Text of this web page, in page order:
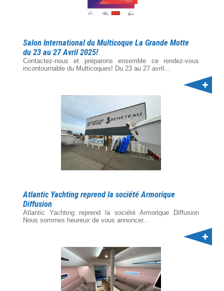
Salon International du Multicoque La Grande Motte
du 23 au 27 Avril 2025!
Contactez-nous et préparons ensemble ce rendez-vous
incontournable du Multicoques! Du 23 au 27 avril...
Atlantic Yachting reprend la société Armorique
Diffusion
Atlantic Yachting reprend la société Armorique Diffusion
Nous sommes heureux de vous annoncer...